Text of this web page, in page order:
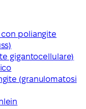
poliangite
gigantocellulare)
(granulomatosi